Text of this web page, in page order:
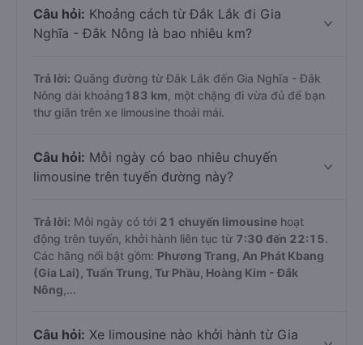
Câu hỏi: Khoảng cách từ Đắk Lắk đi Gia
Nghĩa - Đắk Nông là bao nhiêu km?
Trả lời: Quãng đường từ Đắk Lắk đến Gia Nghĩa - Đắk
Nông dài khoảng183 km , một chặng đi vừa đủ để bạn
thư giãn trên xe limousine thoải mái.
Câu hỏi: Mỗi ngày có bao nhiêu chuyến
limousine trên tuyến đường này?
Trả lời: Mỗi ngày có tới 21 chuyến limousine hoạt
động trên tuyến, khởi hành liên tục từ 7:30 đến 22:15.
Các hãng nổi bật gồm: Phương Trang, An Phát Kbang
(Gia Lai), Tuấn Trung, Tư Phầu, Hoàng Kim - Đắk
Nông ,...
Câu hỏi: Xe limousine nào khởi hành từ Gia